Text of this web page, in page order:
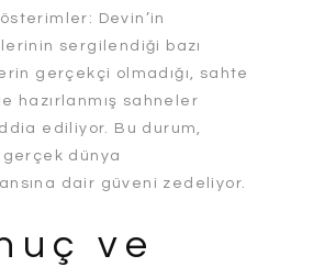
Devin’in
sergilendiği bazı
gerçekçi olmadığı, sahte
hazırlanmış sahneler
ediliyor. Bu durum,
gerçek dünya
dair güveni zedeliyor.
ve